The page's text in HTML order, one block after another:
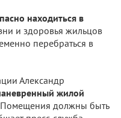
находиться в
и здоровья жильцов
перебраться в
Александр
жилой
Помещения должны быть